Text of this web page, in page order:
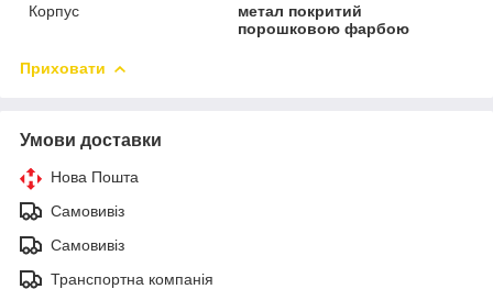
Корпус
метал покритий
порошковою фарбою
Приховати
Умови доставки
Нова Пошта
Самовивіз
Самовивіз
Транспортна компанія